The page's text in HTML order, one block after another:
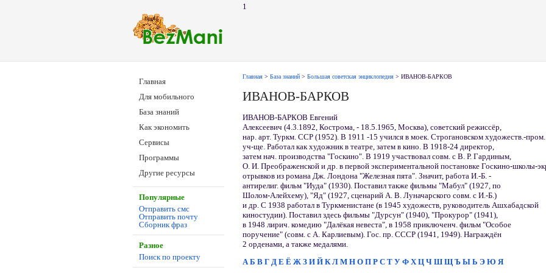
1
Главная
Для мобильного
База знаний
Как экономить
Сервисы
Программы
Другие ресурсы
Популярные
Отправить смс
Отправить почту
Сборник фраз
Разное
Поиск по проекту
Главная > База знаний > Большая советская энциклопедия > ИВАНОВ-БАРКОВ
ИВАНОВ-БАРКОВ
ИВАНОВ-БАРКОВ Евгений
Алексеевич (4.3.1892, Кострома, - 18.5.1965, Москва), советский режиссёр,
нар. арт. Туркм. ССР (1952). В 1911 -15 учился в моек. Строгановском художеств.-пром.
уч-ще. Работал как художник в театре, затем в кино. В 1918-24 директор,
затем нач. производства "Госкино". В 1919 участвовал совм. с В. Р. Гардиным,
О. И. Преображенской и др. в первой экспериментальной постановке Госкино-школы-
отрывков из романа Дж. Лондона "Железная пята". Значит, работа И.-Б. -
антирелиг. фильм "Иуда" (1930). Поставил также фильмы "Мабул" (1927, по
Шолом-Алейхему), "Яд" (1927, сценарий А. В. Луначарского совм. с И.-Б.)
и др. С 1938 работал в Туркменистане (в 1945 художеств, руководитель Ашхабадской
киностудии). Поставил здесь фильмы "Дурсун" (1940), "Прокурор" (1941),
в 1948 лирич. комедию "Далёкая невеста", в 1958 приключенч. фильм "Особое
поручение" (совм. с А. Карлиевым). Гос. пр. СССР (1941, 1949). Награждён
2 орденами, а также медалями.
А Б В Г Д Е Ё Ж З И Й К Л М Н О П Р С Т У Ф Х Ц Ч Ш Щ Ъ Ы Ь Э Ю Я